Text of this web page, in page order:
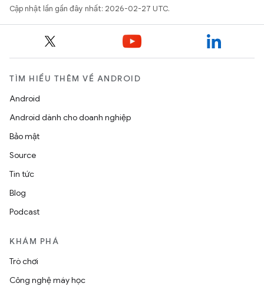
Cập nhật lần gần đây nhất: 2026-02-27 UTC.
TÌM HIỂU THÊM VỀ ANDROID
Android
Android dành cho doanh nghiệp
Bảo mật
Source
Tin tức
Blog
Podcast
KHÁM PHÁ
Trò chơi
Công nghệ máy học